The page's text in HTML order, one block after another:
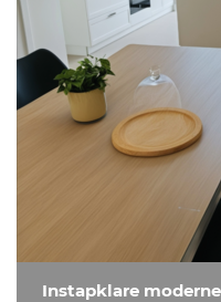
Instapklare